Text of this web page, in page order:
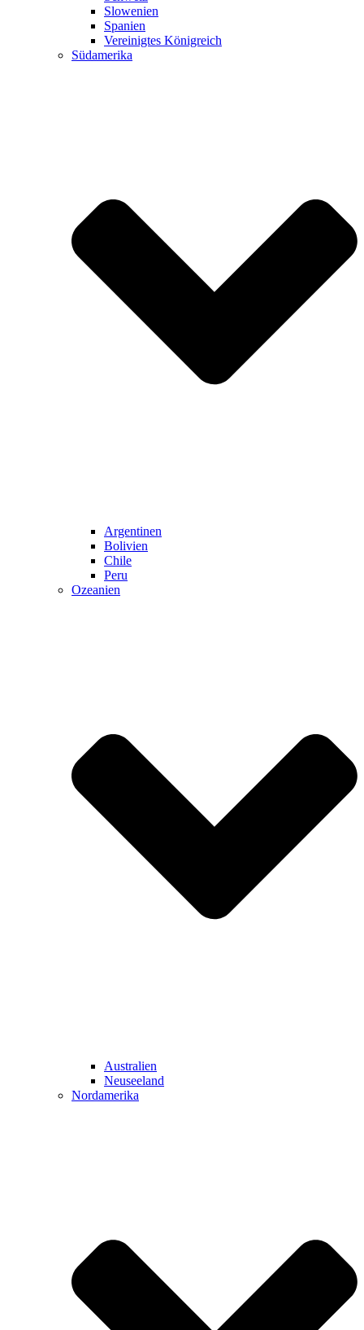
Slowenien
Spanien
Vereinigtes Königreich
Südamerika
Argentinen
Bolivien
Chile
Peru
Ozeanien
Australien
Neuseeland
Nordamerika